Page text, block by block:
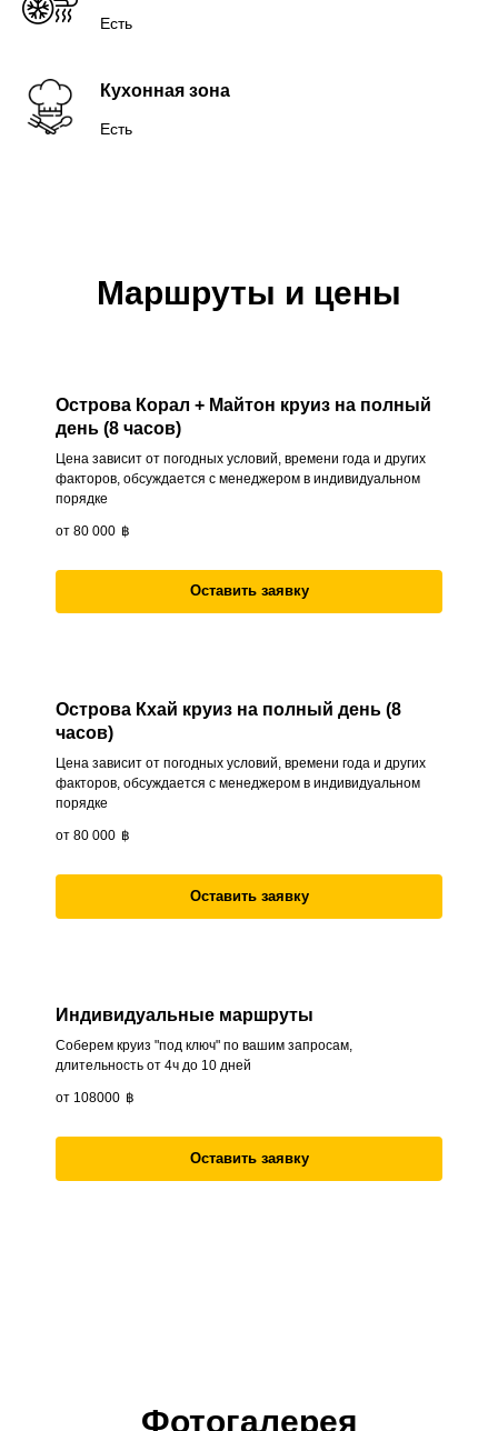
Есть
Кухонная зона
Есть
Маршруты и цены
Острова Корал + Майтон круиз на полный
день (8 часов)
Цена зависит от погодных условий, времени года и других
факторов, обсуждается с менеджером в индивидуальном
порядке
от 80 000 ฿
Оставить заявку
Острова Кхай круиз на полный день (8
часов)
Цена зависит от погодных условий, времени года и других
факторов, обсуждается с менеджером в индивидуальном
порядке
от 80 000 ฿
Оставить заявку
Индивидуальные маршруты
Соберем круиз "под ключ" по вашим запросам,
длительность от 4ч до 10 дней
от 108000 ฿
Оставить заявку
Фотогалерея